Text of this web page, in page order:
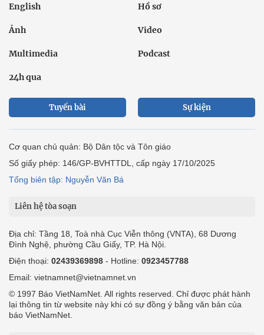
English Hồ sơ
Ảnh Video
Multimedia Podcast
24h qua
Tuyến bài Sự kiện
Cơ quan chủ quản: Bộ Dân tộc và Tôn giáo
Số giấy phép: 146/GP-BVHTTDL, cấp ngày 17/10/2025
Tổng biên tập: Nguyễn Văn Bá
Liên hệ tòa soạn
Địa chỉ: Tầng 18, Toà nhà Cục Viễn thông (VNTA), 68 Dương
Đình Nghệ, phường Cầu Giấy, TP. Hà Nội.
Điện thoại: 02439369898 - Hotline: 0923457788
Email: vietnamnet@vietnamnet.vn
© 1997 Báo VietNamNet. All rights reserved. Chỉ được phát hành
lại thông tin từ website này khi có sự đồng ý bằng văn bản của
báo VietNamNet.